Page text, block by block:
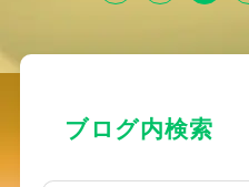
ブログ内検索